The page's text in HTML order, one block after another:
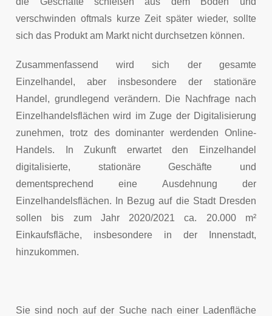
verschwinden oftmals kurze Zeit später wieder, sollte
sich das Produkt am Markt nicht durchsetzen können.
Zusammenfassend wird sich der gesamte
Einzelhandel, aber insbesondere der stationäre
Handel, grundlegend verändern. Die Nachfrage nach
Einzelhandelsflächen wird im Zuge der Digitalisierung
zunehmen, trotz des dominanter werdenden Online-
Handels. In Zukunft erwartet den Einzelhandel
digitalisierte, stationäre Geschäfte und
dementsprechend eine Ausdehnung der
Einzelhandelsflächen. In Bezug auf die Stadt Dresden
sollen bis zum Jahr 2020/2021 ca. 20.000 m²
Einkaufsfläche, insbesondere in der Innenstadt,
hinzukommen.
Sie sind noch auf der Suche nach einer Ladenfläche